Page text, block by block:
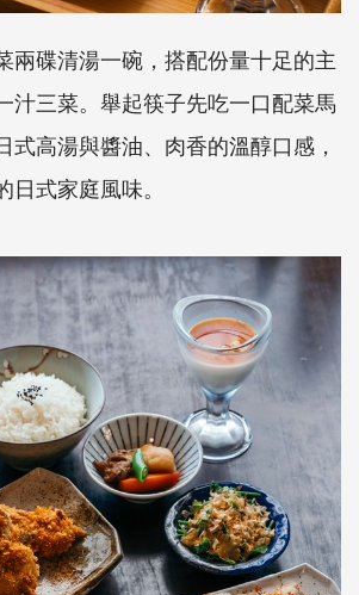
兩碟清湯一碗，搭配份量十足的主
汁三菜。舉起筷子先吃一口配菜馬
式高湯與醬油、肉香的溫醇口感，
式家庭風味。